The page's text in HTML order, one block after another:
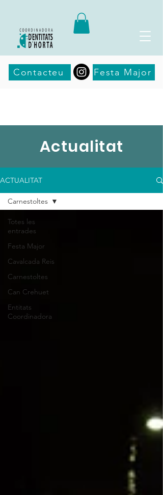
Contacteu Festa Major
Actualitat
ACTUALITAT
Totes les
entrades
Festa Major
Cavalcada Reis
Carnestoltes
Can Crehuet
Entitats
Coordinadora
Carnestoltes